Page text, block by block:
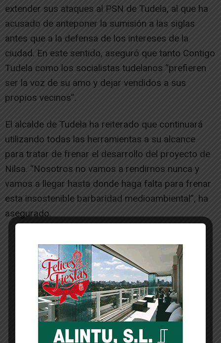
extender sus ataques al PSN de Tudela, al que ha
acusado de anteponer la sumisión a las siglas
antes que a la defensa de los intereses de la
ciudad. En este sentido, aseguró que tanto Contigo
Tudela como los socialistas tudelanos “prefieren
ser la voz de su amo y dejar vendidos a sus
propios vecinos”.
El alcalde de Tudela ha reiterado que continuará
utilizando todas las herramientas a su alcance
para tratar de frenar el desarrollo del proyecto de
Nilsa. “Nosotros no vamos a rendirnos nunca y
vamos a llegar hasta donde haga falta para frenar
esta insostenible barbaridad medioambiental”, ha
asegurado.